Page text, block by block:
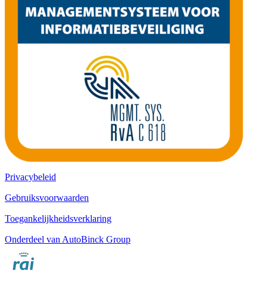
Privacybeleid
Gebruiksvoorwaarden
Toegankelijkheidsverklaring
Onderdeel van AutoBinck Group